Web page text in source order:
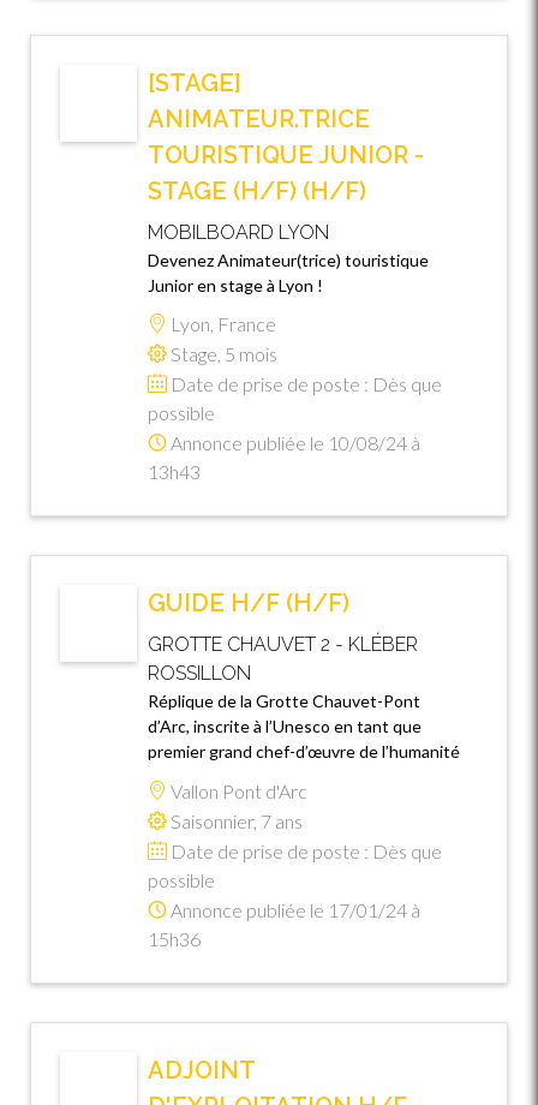
[STAGE]
ANIMATEUR.TRICE
TOURISTIQUE JUNIOR -
STAGE (H/F) (H/F)
MOBILBOARD LYON
Devenez Animateur(trice) touristique
Junior en stage à Lyon !
Lyon, France
Stage, 5 mois
Date de prise de poste : Dès que
possible
Annonce publiée le 10/08/24 à
13h43
GUIDE H/F (H/F)
GROTTE CHAUVET 2 - KLÉBER
ROSSILLON
Réplique de la Grotte Chauvet-Pont
d’Arc, inscrite à l’Unesco en tant que
premier grand chef-d’œuvre de l’humanité
Vallon Pont d'Arc
Saisonnier, 7 ans
Date de prise de poste : Dès que
possible
Annonce publiée le 17/01/24 à
15h36
ADJOINT